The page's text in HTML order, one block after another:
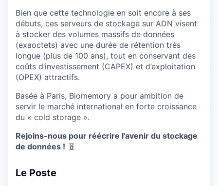
Bien que cette technologie en soit encore à ses
débuts, ces serveurs de stockage sur ADN visent
à stocker des volumes massifs de données
(exaoctets) avec une durée de rétention très
longue (plus de 100 ans), tout en conservant des
coûts d’investissement (CAPEX) et d’exploitation
(OPEX) attractifs.
Basée à Paris, Biomemory a pour ambition de
servir le marché international en forte croissance
du « cold storage ».
Rejoins-nous pour réécrire l'avenir du stockage
de données ! 🧬
Le Poste